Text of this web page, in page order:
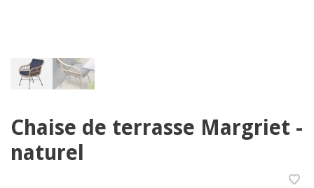
Chaise de terrasse Margriet -
naturel